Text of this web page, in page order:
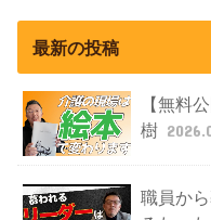
最新の投稿
【無料
樹
職員か